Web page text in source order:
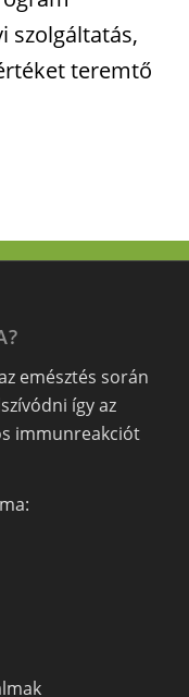
szolgáltatás,
teremtő
emésztés során
így az
immunreakciót